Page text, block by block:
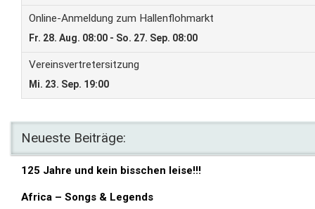
Neueste Beiträge:
125 Jahre und kein bisschen leise!!!
Africa – Songs & Legends